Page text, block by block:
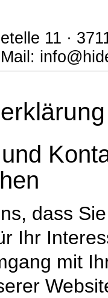
11 ·
dass
Ihr
mit